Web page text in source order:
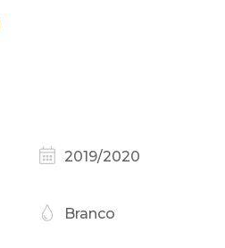
2019/2020
Branco